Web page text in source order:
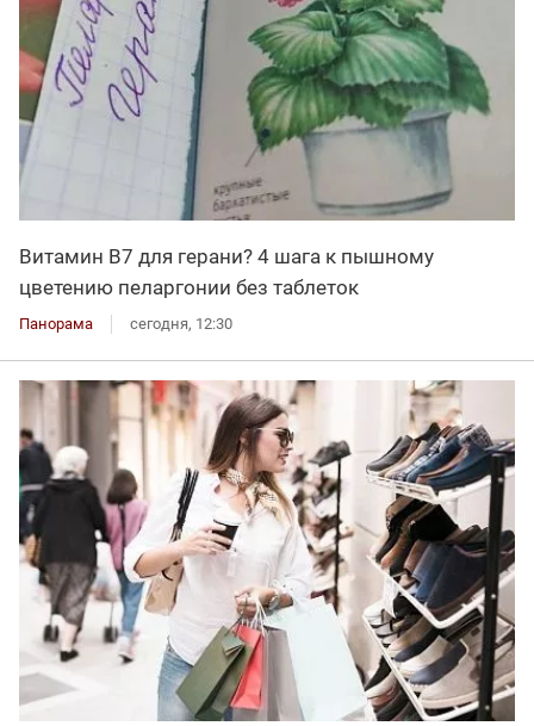
Витамин В7 для герани? 4 шага к пышному
цветению пеларгонии без таблеток
Панорама сегодня, 12:30